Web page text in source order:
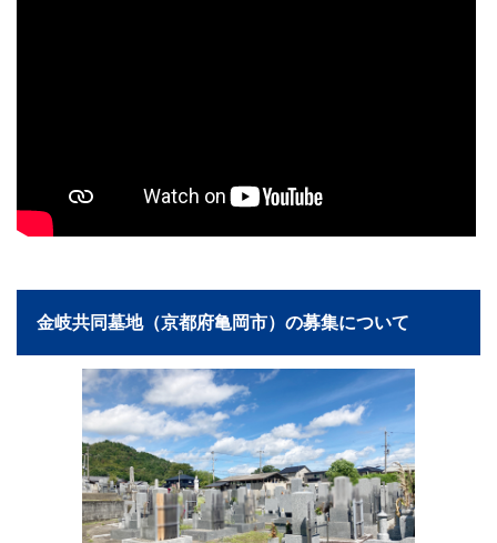
金岐共同墓地（京都府亀岡市）の募集について